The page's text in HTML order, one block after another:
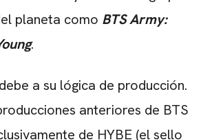
planeta como BTS Army:
.
a su lógica de producción.
anteriores de BTS
de HYBE (el sello